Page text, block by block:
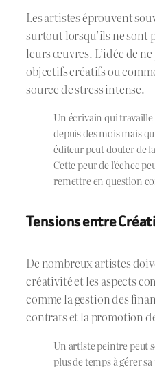
Les artistes éprouvent
surtout lorsqu’ils ne sont
leurs œuvres. L’idée de
objectifs créatifs ou
source de stress intense.
Un écrivain qui
depuis des mois mais
éditeur peut douter de
Cette peur de l’échec
remettre en question
Tensions entre
De nombreux artistes
créativité et les aspects
comme la gestion des
contrats et la promotion
Un artiste peintre peut
plus de temps à gérer